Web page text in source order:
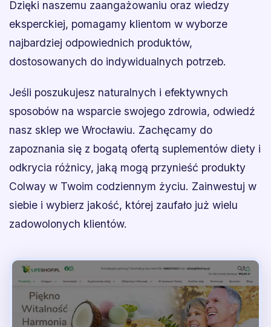
Dzięki naszemu zaangażowaniu oraz wiedzy
eksperckiej, pomagamy klientom w wyborze
najbardziej odpowiednich produktów,
dostosowanych do indywidualnych potrzeb.
Jeśli poszukujesz naturalnych i efektywnych
sposobów na wsparcie swojego zdrowia, odwiedź
nasz sklep we Wrocławiu. Zachęcamy do
zapoznania się z bogatą ofertą suplementów diety i
odkrycia różnicy, jaką mogą przynieść produkty
Colway w Twoim codziennym życiu. Zainwestuj w
siebie i wybierz jakość, której zaufało już wielu
zadowolonych klientów.